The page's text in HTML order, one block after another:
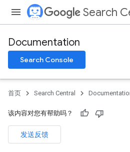
Search
Documentation
Search Console
首页 Search Central
该内容对您有帮助吗？
发送反馈